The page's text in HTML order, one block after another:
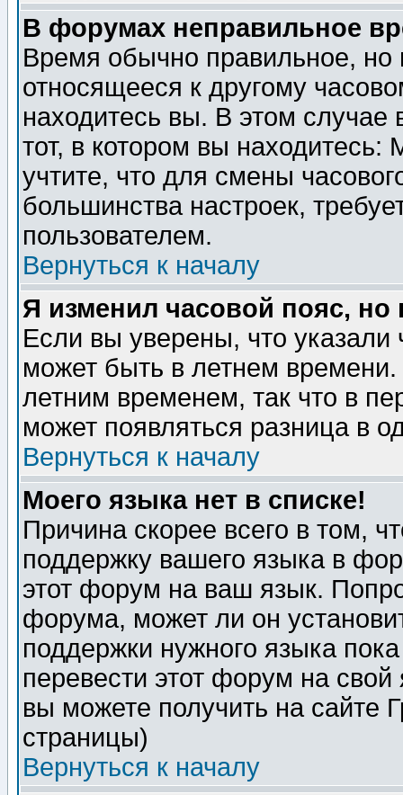
В форумах неправильное
Время обычно правильное,
относящееся к другому
находитесь вы. В этом
тот, в котором вы
учтите, что для смены
большинства настроек,
пользователем.
Вернуться к началу
Я изменил часовой пояс,
Если вы уверены, что указали
может быть в летнем
летним временем, так что в
может появляться разница в
Вернуться к началу
Моего языка нет в списке!
Причина скорее всего в том,
поддержку вашего языка в
этот форум на ваш язык.
форума, может ли он
поддержки нужного языка
перевести этот форум на
вы можете получить на сайте
страницы)
Вернуться к началу